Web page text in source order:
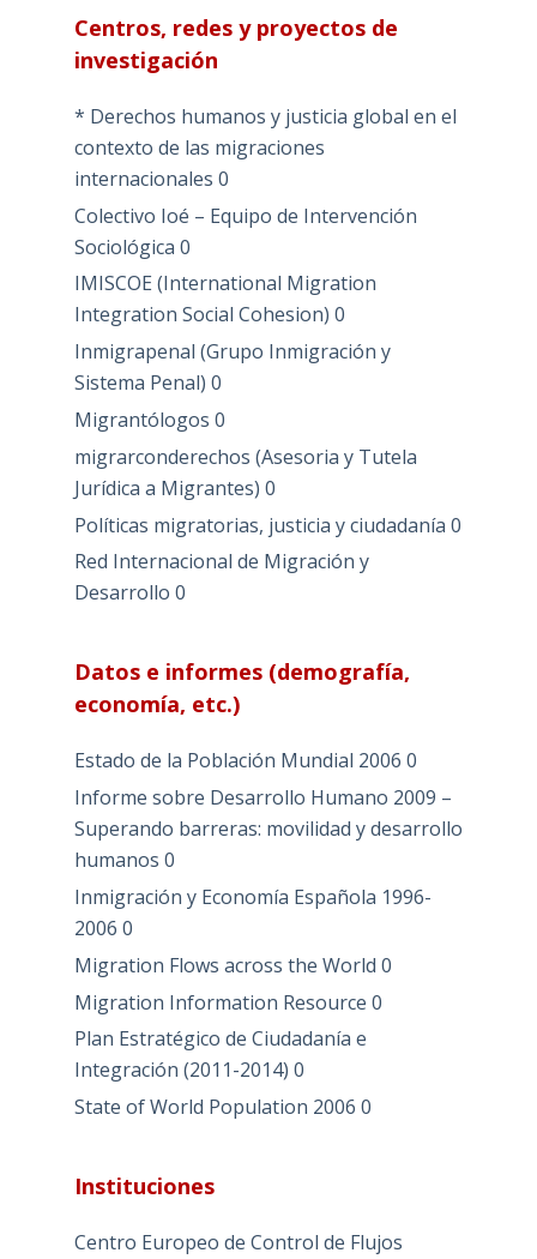
Centros, redes y proyectos de
investigación
* Derechos humanos y justicia global en el
contexto de las migraciones
internacionales 0
Colectivo Ioé – Equipo de Intervención
Sociológica 0
IMISCOE (International Migration
Integration Social Cohesion) 0
Inmigrapenal (Grupo Inmigración y
Sistema Penal) 0
Migrantólogos 0
migrarconderechos (Asesoria y Tutela
Jurídica a Migrantes) 0
Políticas migratorias, justicia y ciudadanía 0
Red Internacional de Migración y
Desarrollo 0
Datos e informes (demografía,
economía, etc.)
Estado de la Población Mundial 2006 0
Informe sobre Desarrollo Humano 2009 –
Superando barreras: movilidad y desarrollo
humanos 0
Inmigración y Economía Española 1996-
2006 0
Migration Flows across the World 0
Migration Information Resource 0
Plan Estratégico de Ciudadanía e
Integración (2011-2014) 0
State of World Population 2006 0
Instituciones
Centro Europeo de Control de Flujos